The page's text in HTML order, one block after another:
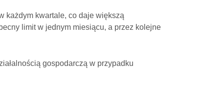
każdym kwartale, co daje większą
limit w jednym miesiącu, a przez kolejne
gospodarczą w przypadku